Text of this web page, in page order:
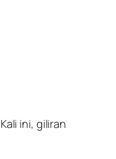
ini, giliran